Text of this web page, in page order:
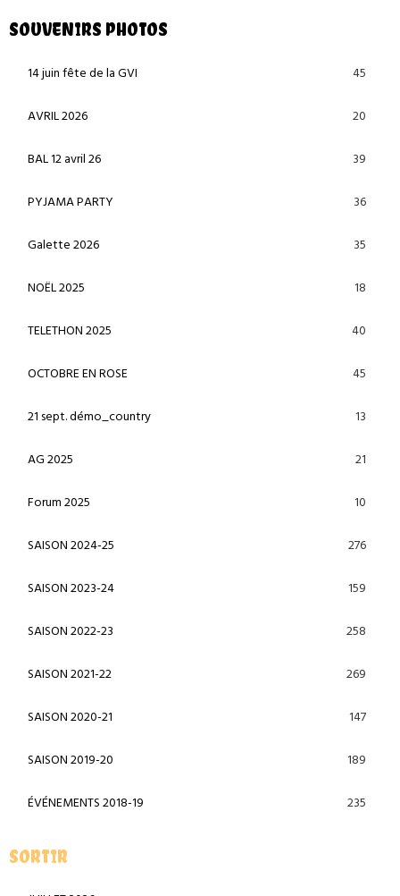
SOUVENIRS PHOTOS
14 juin fête de la GVI 45
AVRIL 2026 20
BAL 12 avril 26 39
PYJAMA PARTY 36
Galette 2026 35
NOËL 2025 18
TELETHON 2025 40
OCTOBRE EN ROSE 45
21 sept. démo_country 13
AG 2025 21
Forum 2025 10
SAISON 2024-25 276
SAISON 2023-24 159
SAISON 2022-23 258
SAISON 2021-22 269
SAISON 2020-21 147
SAISON 2019-20 189
ÉVÉNEMENTS 2018-19 235
SORTIR